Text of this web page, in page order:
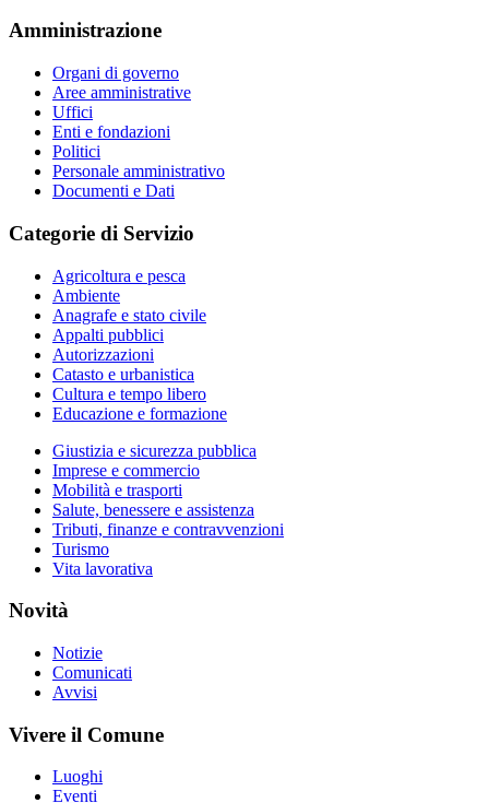
Amministrazione
Organi di governo
Aree amministrative
Uffici
Enti e fondazioni
Politici
Personale amministrativo
Documenti e Dati
Categorie di Servizio
Agricoltura e pesca
Ambiente
Anagrafe e stato civile
Appalti pubblici
Autorizzazioni
Catasto e urbanistica
Cultura e tempo libero
Educazione e formazione
Giustizia e sicurezza pubblica
Imprese e commercio
Mobilità e trasporti
Salute, benessere e assistenza
Tributi, finanze e contravvenzioni
Turismo
Vita lavorativa
Novità
Notizie
Comunicati
Avvisi
Vivere il Comune
Luoghi
Eventi